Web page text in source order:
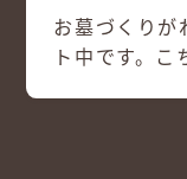
お墓づくりが
ト中です。こ